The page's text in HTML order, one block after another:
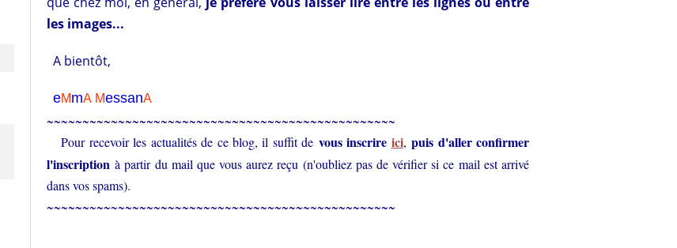
les images...
A bientôt,
eMmA MessanA
~~~~~~~~~~~~~~~~~~~~~~~~~~~~~~~~~~~~~~~~~~~~~~~~~
Pour recevoir les actualités de ce blog, il suffit de vous inscrire ici,puis d'aller confirmer
l'inscription à partir du mail que vous aurez reçu (n'oubliez pas de vérifier si ce mail est arrivé
dans vos spams).
~~~~~~~~~~~~~~~~~~~~~~~~~~~~~~~~~~~~~~~~~~~~~~~~~